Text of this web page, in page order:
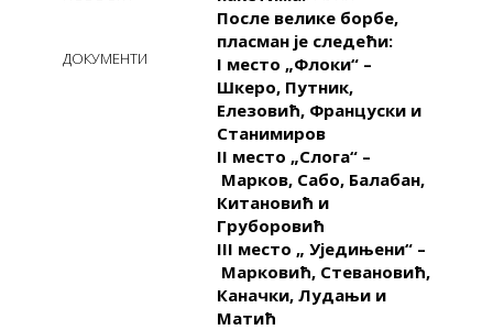
ДОКУМЕНТИ
После велике борбе,
пласман је следећи:
I место „Флоки“ –
Шкеро, Путник,
Елезовић, Француски и
Станимиров
II место „Слога“ –
Марков, Сабо, Балабан,
Китановић и
Груборовић
III место „Уједињени“ –
Марковић, Стевановић,
Каначки, Лудањи и
Матић